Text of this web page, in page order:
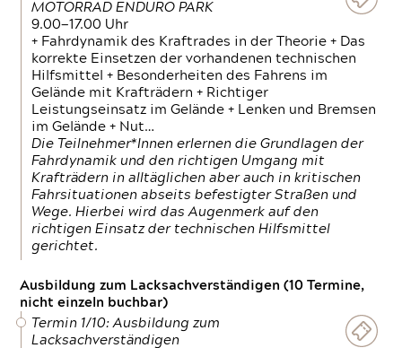
MOTORRAD ENDURO PARK
9.00—17.00 Uhr
+ Fahrdynamik des Kraftrades in der Theorie + Das
korrekte Einsetzen der vorhandenen technischen
Hilfsmittel + Besonderheiten des Fahrens im
Gelände mit Krafträdern + Richtiger
Leistungseinsatz im Gelände + Lenken und Bremsen
im Gelände + Nut…
Die Teilnehmer*Innen erlernen die Grundlagen der
Fahrdynamik und den richtigen Umgang mit
Krafträdern in alltäglichen aber auch in kritischen
Fahrsituationen abseits befestigter Straßen und
Wege. Hierbei wird das Augenmerk auf den
richtigen Einsatz der technischen Hilfsmittel
gerichtet.
Ausbildung zum Lacksachverständigen (10 Termine,
nicht einzeln buchbar)
Termin 1/10: Ausbildung zum
Lacksachverständigen